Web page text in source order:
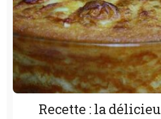
Recette : la